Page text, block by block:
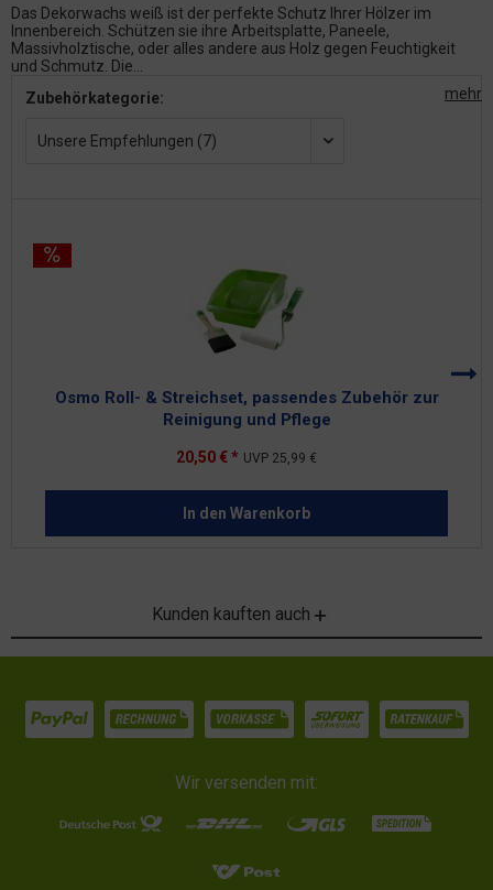
Das Dekorwachs weiß ist der perfekte Schutz Ihrer Hölzer im
Innenbereich. Schützen sie ihre Arbeitsplatte, Paneele,
Massivholztische, oder alles andere aus Holz gegen Feuchtigkeit
und Schmutz. Die...
mehr
Zubehörkategorie:
Osmo Roll- & Streichset, passendes Zubehör zur
Reinigung und Pflege
20,50 € * UVP 25,99 €
In den Warenkorb
Kunden kauften auch
Wir versenden mit: